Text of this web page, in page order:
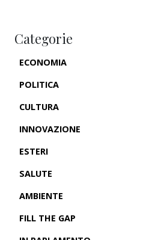
Categorie
ECONOMIA
POLITICA
CULTURA
INNOVAZIONE
ESTERI
SALUTE
AMBIENTE
FILL THE GAP